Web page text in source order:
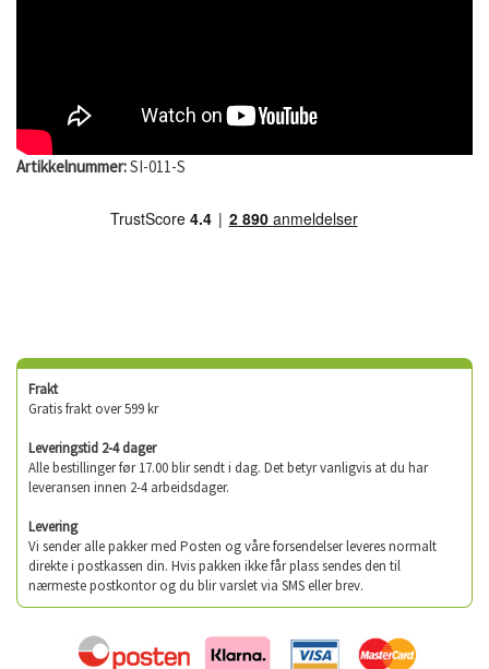
Artikkelnummer:SI-011-S
Frakt
Gratis frakt over 599 kr
Leveringstid 2-4 dager
Alle bestillinger før 17.00 blir sendt i dag. Det betyr vanligvis at du har
leveransen innen 2-4 arbeidsdager.
Levering
Vi sender alle pakker med Posten og våre forsendelser leveres normalt
direkte i postkassen din. Hvis pakken ikke får plass sendes den til
nærmeste postkontor og du blir varslet via SMS eller brev.